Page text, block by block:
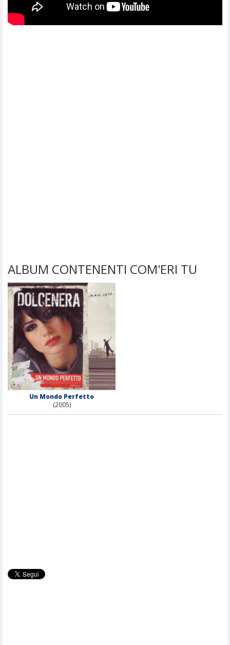
ALBUM CONTENENTI COM'ERI TU
Un Mondo Perfetto
(2005)